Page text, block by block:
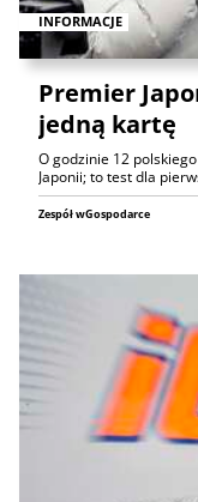
INFORMACJE
Premier
jedną kartę
O godzinie 12
Japonii; to test dla
Zespół wGospodarce